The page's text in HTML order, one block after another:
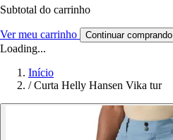
Subtotal do carrinho
Ver meu carrinho Continuar comprando
Loading...
Início
/ Curta Helly Hansen Vika tur